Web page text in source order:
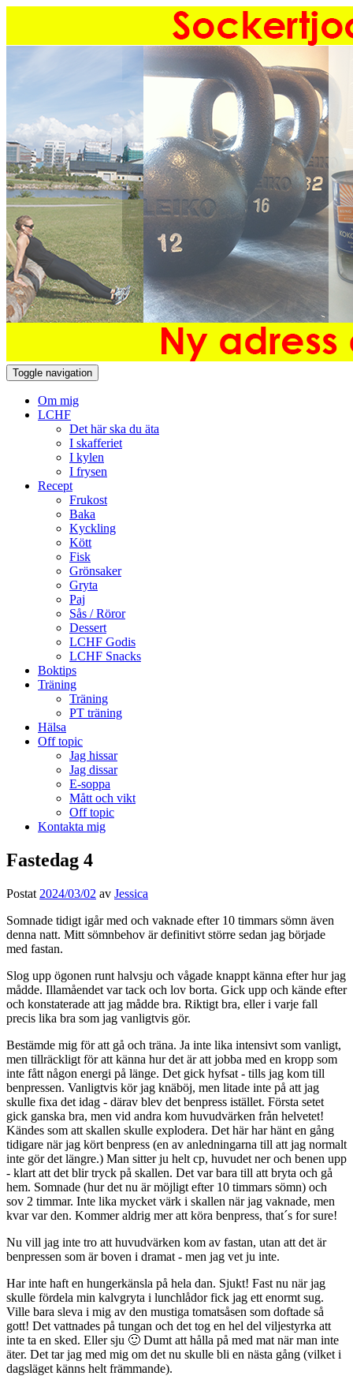
Toggle navigation
Om mig
LCHF
Det här ska du äta
I skafferiet
I kylen
I frysen
Recept
Frukost
Baka
Kyckling
Kött
Fisk
Grönsaker
Gryta
Paj
Sås / Röror
Dessert
LCHF Godis
LCHF Snacks
Boktips
Träning
Träning
PT träning
Hälsa
Off topic
Jag hissar
Jag dissar
E-soppa
Mått och vikt
Off topic
Kontakta mig
Fastedag 4
Postat 2024/03/02 av Jessica
Somnade tidigt igår med och vaknade efter 10 timmars sömn även
denna natt. Mitt sömnbehov är definitivt större sedan jag började
med fastan.
Slog upp ögonen runt halvsju och vågade knappt känna efter hur jag
mådde. Illamåendet var tack och lov borta. Gick upp och kände efter
och konstaterade att jag mådde bra. Riktigt bra, eller i varje fall
precis lika bra som jag vanligtvis gör.
Bestämde mig för att gå och träna. Ja inte lika intensivt som vanligt,
men tillräckligt för att känna hur det är att jobba med en kropp som
inte fått någon energi på länge. Det gick hyfsat - tills jag kom till
benpressen. Vanligtvis kör jag knäböj, men litade inte på att jag
skulle fixa det idag - därav blev det benpress istället. Första setet
gick ganska bra, men vid andra kom huvudvärken från helvetet!
Kändes som att skallen skulle explodera. Det här har hänt en gång
tidigare när jag kört benpress (en av anledningarna till att jag normalt
inte gör det längre.) Man sitter ju helt cp, huvudet ner och benen upp
- klart att det blir tryck på skallen. Det var bara till att bryta och gå
hem. Somnade (hur det nu är möjligt efter 10 timmars sömn) och
sov 2 timmar. Inte lika mycket värk i skallen när jag vaknade, men
kvar var den. Kommer aldrig mer att köra benpress, that´s for sure!
Nu vill jag inte tro att huvudvärken kom av fastan, utan att det är
benpressen som är boven i dramat - men jag vet ju inte.
Har inte haft en hungerkänsla på hela dan. Sjukt! Fast nu när jag
skulle fördela min kalvgryta i lunchlådor fick jag ett enormt sug.
Ville bara sleva i mig av den mustiga tomatsåsen som doftade så
gott! Det vattnades på tungan och det tog en hel del viljestyrka att
inte ta en sked. Eller sju 🙂 Dumt att hålla på med mat när man inte
äter. Det tar jag med mig om det nu skulle bli en nästa gång (vilket i
dagsläget känns helt främmande).